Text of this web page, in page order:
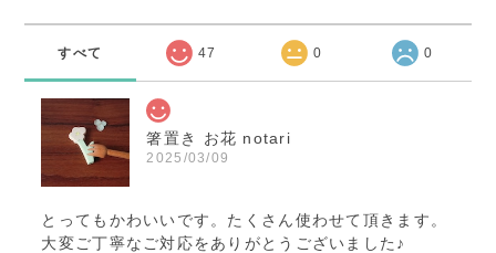
すべて 47 0 0
箸置き お花 notari
2025/03/09
とってもかわいいです。たくさん使わせて頂きます。
大変ご丁寧なご対応をありがとうございました♪